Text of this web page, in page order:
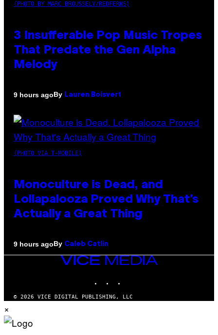
(PHOTO BY MARC BROUSSELY/REDFERNS)
3 Insufferable Pop Music Tropes
That Predate the Gen Alpha
Melody
9 hours agoBy Lauren Boisvert
(PHOTO VIA T-MOBILE)
Monoculture is Dead, and
Lollapalooza Proved Why That’s
Actually a Great Thing
9 hours agoBy Caleb Catlin
VICE
MEDIA
© 2026 VICE DIGITAL PUBLISHING, LLC
×